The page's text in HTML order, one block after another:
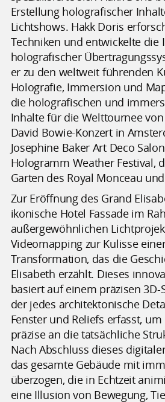
Erstellung holografischer
Lichtshows. Hakk Doris
Techniken und entwickelte
holografischer
er zu den weltweit führenden
Holografie, Immersion und
die holografischen und
Inhalte für die Welttournee
David Bowie-Konzert in
Josephine Baker Art Deco
Hologramm Weather Festival,
Garten des Royal Monceau
Zur Eröffnung des Grand
ikonische Hotel Fassade im
außergewöhnlichen
Videomapping zur Kulisse
Transformation, das die
Elisabeth erzählt. Dieses
basiert auf einem präzisen 3D-
der jedes architektonische
Fenster und Reliefs erfasst,
präzise an die tatsächliche
Nach Abschluss dieses
das gesamte Gebäude mit
überzogen, die in Echtzeit
eine Illusion von Bewegung,